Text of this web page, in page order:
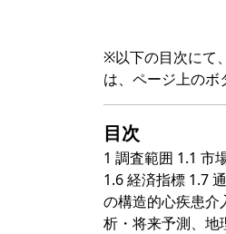
※以下の目次にて
は、ページ上のボ
目次
1 調査範囲 1.1 市
1.6 経済指標 1.7
の構造的心疾患介
析・将来予測、地